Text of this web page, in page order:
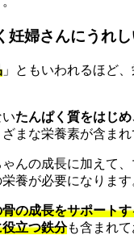
妊婦さんにうれ
」ともいわれるほど
たんぱく質をはじめ
ざまな栄養素が含ま
んの成長に加えて
養が必要になります
の成長をサポート
立つ鉄分も含まれ